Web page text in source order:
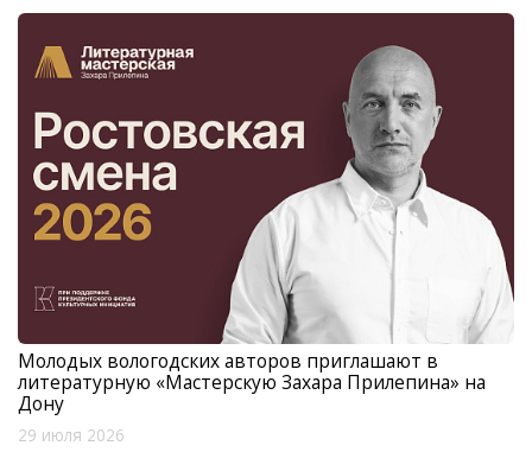
Молодых вологодских авторов приглашают в
литературную «Мастерскую Захара Прилепина» на
Дону
29 июля 2026